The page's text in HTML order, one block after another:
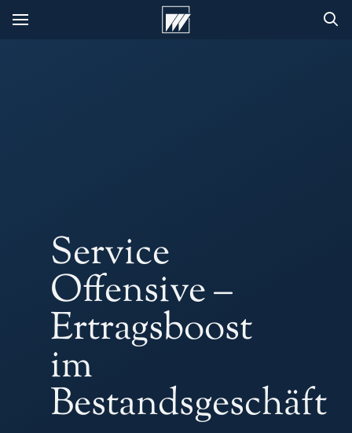
Service
Offensive –
Ertragsboost
im
Bestandsgeschäft